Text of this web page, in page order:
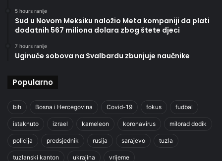
5 hours ranije
Sud u Novom Meksiku naložio Meta kompaniji da plati
dodatnih 567 miliona dolara zbog štete djeci
7 hours ranije
Uginuće sobova na Svalbardu zbunjuje naučnike
Popularno
bih Bosna i Hercegovina Covid-19 fokus fudbal
istaknuto izrael kameleon koronavirus milorad dodik
policija predsjednik rusija sarajevo tuzla
tuzlanski kanton ukrajina vrijeme